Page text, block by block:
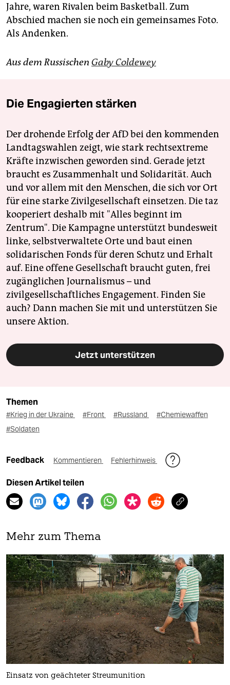
Jahre, waren Rivalen beim Basketball. Zum
Abschied machen sie noch ein gemeinsames Foto.
Als Andenken.
Aus dem Russischen Gaby Coldewey
Die Engagierten stärken
Der drohende Erfolg der AfD bei den kommenden
Landtagswahlen zeigt, wie stark rechtsextreme
Kräfte inzwischen geworden sind. Gerade jetzt
braucht es Zusammenhalt und Solidarität. Auch
und vor allem mit den Menschen, die sich vor Ort
für eine starke Zivilgesellschaft einsetzen. Die taz
kooperiert deshalb mit "Alles beginnt im
Zentrum". Die Kampagne unterstützt bundesweit
linke, selbstverwaltete Orte und baut einen
solidarischen Fonds für deren Schutz und Erhalt
auf. Eine offene Gesellschaft braucht guten, frei
zugänglichen Journalismus – und
zivilgesellschaftliches Engagement. Finden Sie
auch? Dann machen Sie mit und unterstützen Sie
unsere Aktion.
Jetzt unterstützen
Themen
#Krieg in der Ukraine #Front #Russland
#Chemiewaffen
#Soldaten
Feedback Kommentieren Fehlerhinweis
Diesen Artikel teilen
Mehr zum Thema
Einsatz von geächteter Streumunition